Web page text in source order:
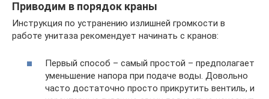
Приводим в порядок краны
Инструкция по устранению излишней громкости в
работе унитаза рекомендует начинать с кранов:
Первый способ – самый простой – предполагает
уменьшение напора при подаче воды. Довольно
часто достаточно просто прикрутить вентиль, и